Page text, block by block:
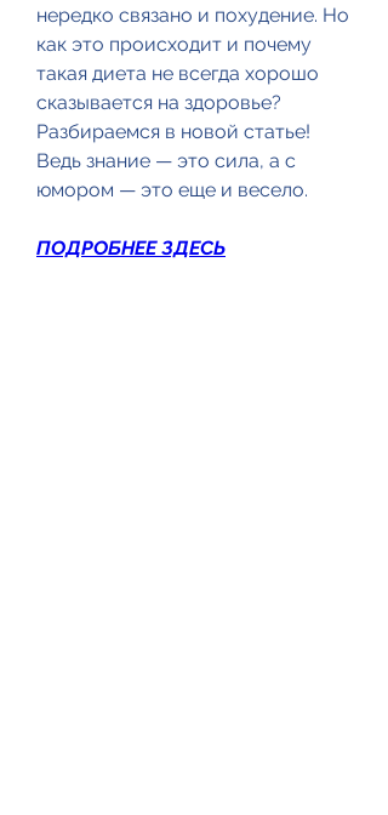
нередко связано и похудение. Но
как это происходит и почему
такая диета не всегда хорошо
сказывается на здоровье?
Разбираемся в новой статье!
Ведь знание — это сила, а с
юмором — это еще и весело.
ПОДРОБНЕЕ ЗДЕСЬ